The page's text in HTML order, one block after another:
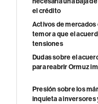
el crédito
Activos de
temor a que el
tensiones
Dudas sobre el
para reabrir Ormuz
Presión sobre los
inquieta a inversores